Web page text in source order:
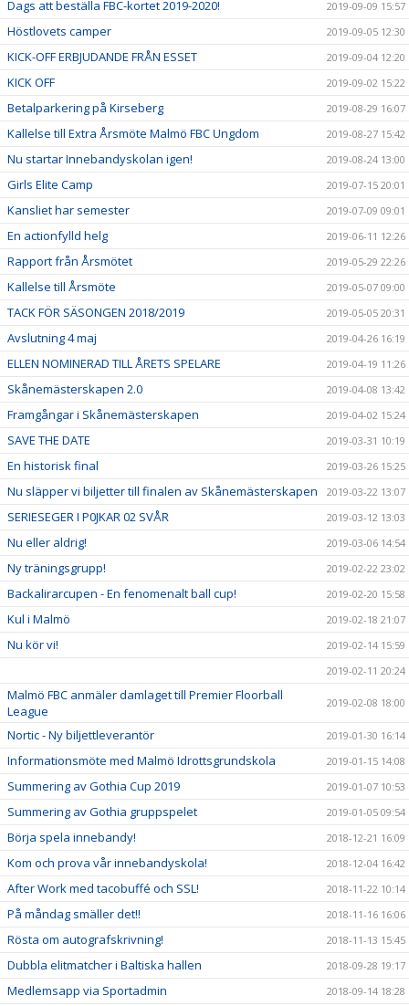
Dags att beställa FBC-kortet 2019-2020! 2019-09-09 15:57
Höstlovets camper 2019-09-05 12:30
KICK-OFF ERBJUDANDE FRÅN ESSET 2019-09-04 12:20
KICK OFF 2019-09-02 15:22
Betalparkering på Kirseberg 2019-08-29 16:07
Kallelse till Extra Årsmöte Malmö FBC Ungdom 2019-08-27 15:42
Nu startar Innebandyskolan igen! 2019-08-24 13:00
Girls Elite Camp 2019-07-15 20:01
Kansliet har semester 2019-07-09 09:01
En actionfylld helg 2019-06-11 12:26
Rapport från Årsmötet 2019-05-29 22:26
Kallelse till Årsmöte 2019-05-07 09:00
TACK FÖR SÄSONGEN 2018/2019 2019-05-05 20:31
Avslutning 4 maj 2019-04-26 16:19
ELLEN NOMINERAD TILL ÅRETS SPELARE 2019-04-19 11:26
Skånemästerskapen 2.0 2019-04-08 13:42
Framgångar i Skånemästerskapen 2019-04-02 15:24
SAVE THE DATE 2019-03-31 10:19
En historisk final 2019-03-26 15:25
Nu släpper vi biljetter till finalen av Skånemästerskapen 2019-03-22 13:07
SERIESEGER I P0JKAR 02 SVÅR 2019-03-12 13:03
Nu eller aldrig! 2019-03-06 14:54
Ny träningsgrupp! 2019-02-22 23:02
Backalirarcupen - En fenomenalt ball cup! 2019-02-20 15:58
Kul i Malmö 2019-02-18 21:07
Nu kör vi!
2019-02-14 15:59
2019-02-11 20:24
Malmö FBC anmäler damlaget till Premier Floorball
League
2019-02-08 18:00
Nortic - Ny biljettleverantör 2019-01-30 16:14
Informationsmöte med Malmö Idrottsgrundskola 2019-01-15 14:08
Summering av Gothia Cup 2019 2019-01-07 10:53
Summering av Gothia gruppspelet 2019-01-05 09:54
Börja spela innebandy! 2018-12-21 16:09
Kom och prova vår innebandyskola! 2018-12-04 16:42
After Work med tacobuffé och SSL! 2018-11-22 10:14
På måndag smäller det!! 2018-11-16 16:06
Rösta om autografskrivning! 2018-11-13 15:45
Dubbla elitmatcher i Baltiska hallen 2018-09-28 19:17
Medlemsapp via Sportadmin 2018-09-14 18:28